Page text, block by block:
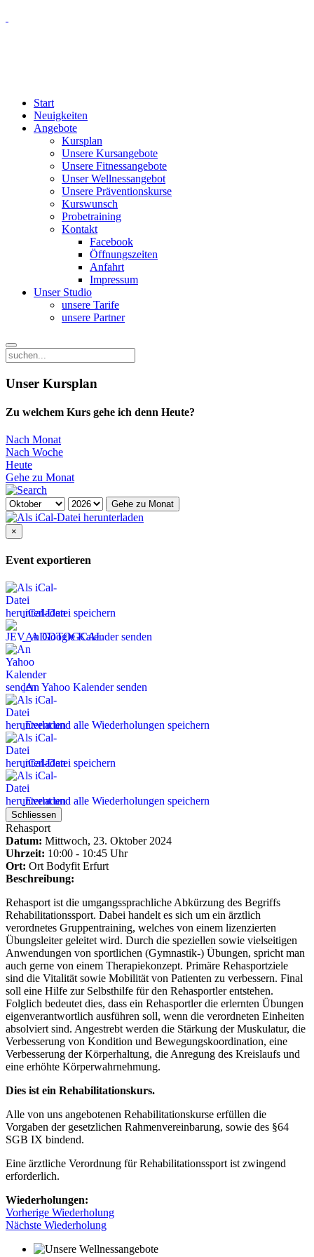
Start
Neuigkeiten
Angebote
Kursplan
Unsere Kursangebote
Unsere Fitnessangebote
Unser Wellnessangebot
Unsere Präventionskurse
Kurswunsch
Probetraining
Kontakt
Facebook
Öffnungszeiten
Anfahrt
Impressum
Unser Studio
unsere Tarife
unsere Partner
Unser Kursplan
Zu welchem Kurs gehe ich denn Heute?
Nach Monat
Nach Woche
Heute
Gehe zu Monat
Gehe zu Monat
×
Event exportieren
iCal-Datei speichern
An Google Kalender senden
An Yahoo Kalender senden
Event und alle Wiederholungen speichern
iCal-Datei speichern
Event und alle Wiederholungen speichern
Schliessen
Rehasport
Datum: Mittwoch, 23. Oktober 2024
Uhrzeit: 10:00 - 10:45 Uhr
Ort: Ort Bodyfit Erfurt
Beschreibung:
Rehasport ist die umgangssprachliche Abkürzung des Begriffs
Rehabilitationssport. Dabei handelt es sich um ein ärztlich
verordnetes Gruppentraining, welches von einem lizenzierten
Übungsleiter geleitet wird. Durch die speziellen sowie vielseitigen
Anwendungen von sportlichen (Gymnastik-) Übungen, spricht man
auch gerne von einem Therapiekonzept. Primäre Rehasportziele
sind die Vitalität sowie Mobilität von Patienten zu verbessern. Final
soll eine Hilfe zur Selbsthilfe für den Rehasportler entstehen.
Folglich bedeutet dies, dass ein Rehasportler die erlernten Übungen
eigenverantwortlich ausführen soll, wenn die verordneten Einheiten
absolviert sind. Angestrebt werden die Stärkung der Muskulatur, die
Verbesserung von Kondition und Bewegungskoordination, eine
Verbesserung der Körperhaltung, die Anregung des Kreislaufs und
eine erhöhte Körperwahrnehmung.
Dies ist ein Rehabilitationskurs.
Alle von uns angebotenen Rehabilitationskurse erfüllen die
Vorgaben der gesetzlichen Rahmenvereinbarung, sowie des §64
SGB IX bindend.
Eine ärztliche Verordnung für Rehabilitationssport ist zwingend
erforderlich.
Wiederholungen:
Vorherige Wiederholung
Nächste Wiederholung